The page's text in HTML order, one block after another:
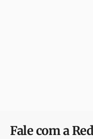
Fale com a